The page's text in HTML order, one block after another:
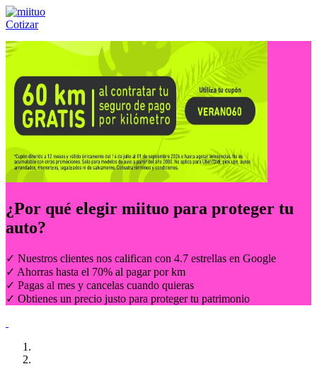
Cotizar
Llámanos al:(55) 84-21-05-00 ó
¿Por qué elegir miituo para proteger tu
auto?
✓ Nuestros clientes nos califican con 4.7 estrellas en Google
✓ Ahorras hasta el 70% al pagar por km
✓ Pagas al mes y cancelas cuando quieras
✓ Obtienes un precio justo para proteger tu patrimonio